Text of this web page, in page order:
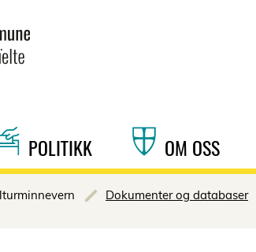
POLITIKK OM OSS
Dokumenter og databaser